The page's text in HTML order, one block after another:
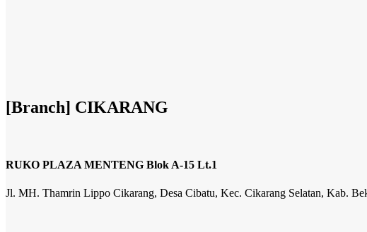
[Branch] CIKARANG
RUKO PLAZA MENTENG Blok A-15 Lt.1
Jl. MH. Thamrin Lippo Cikarang, Desa Cibatu, Kec. Cikarang Selatan, Kab.